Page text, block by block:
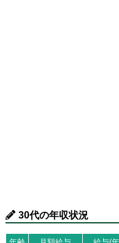
30代の年収状況